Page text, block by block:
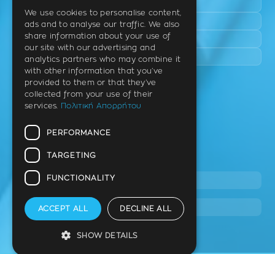
Kalamaria
Panorama
Charilaou
Clinic
Th. Litsa 10 – Tavaki (corner),
Thermi – Thessaloniki
Postal Code 57001
Tel.
2310 46 10 44
info@stage.dimitrouli.gr
ENGLISH
GERMAN
We use cookies to personalise content,
ads and to analyse our traffic. We also
share information about your use of
our site with our advertising and
analytics partners who may combine it
with other information that you’ve
provided to them or that they’ve
collected from your use of their
services.
Πολιτική Απορρήτου
PERFORMANCE
TARGETING
FUNCTIONALITY
ACCEPT ALL DECLINE ALL
SHOW DETAILS